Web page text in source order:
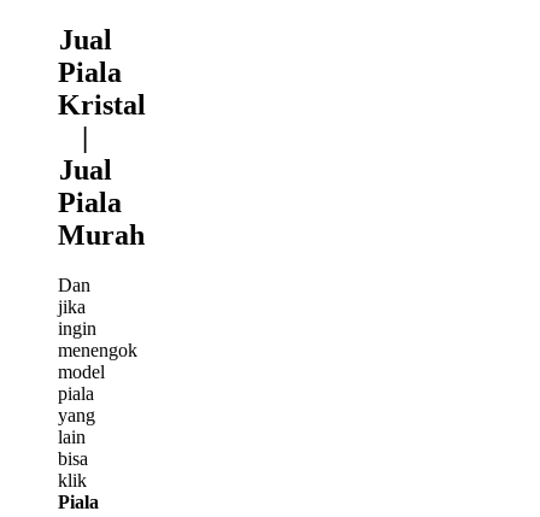
Jual
Piala
Kristal
|
Jual
Piala
Murah
Dan
jika
ingin
menengok
model
piala
yang
lain
bisa
klik
Piala